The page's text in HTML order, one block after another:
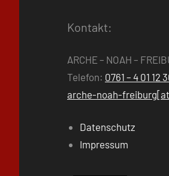
Kontakt:
ARCHE – NOAH –
Telefon: 0761 – 4 01 12
arche-noah-
Datenschutz
Impressum